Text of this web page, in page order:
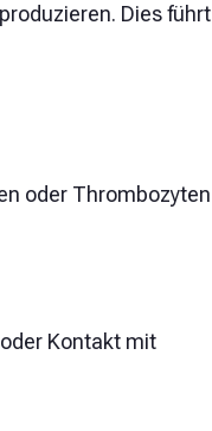
Dies führt
oder Thrombozyten
Kontakt mit